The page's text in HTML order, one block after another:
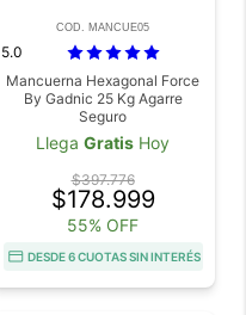
COD. MANCUE05
5.0
Mancuerna Hexagonal Force
By Gadnic 25 Kg Agarre
Seguro
Llega Gratis Hoy
$397.776
$178.999
55% OFF
DESDE 6 CUOTAS SIN INTERÉS